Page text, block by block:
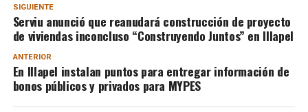
SIGUIENTE
Serviu anunció que reanudará construcción de proyecto
de viviendas inconcluso “Construyendo Juntos” en Illapel
ANTERIOR
En Illapel instalan puntos para entregar información de
bonos públicos y privados para MYPES